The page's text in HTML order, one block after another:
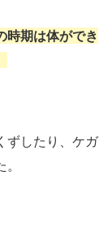
時期は体ができ
ずしたり、ケガ